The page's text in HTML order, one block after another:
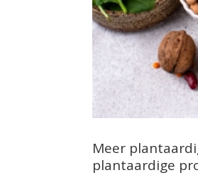
Meer
plantaardige